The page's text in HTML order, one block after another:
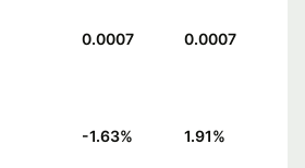
0.0007 0.0007
-1.63% 1.91%